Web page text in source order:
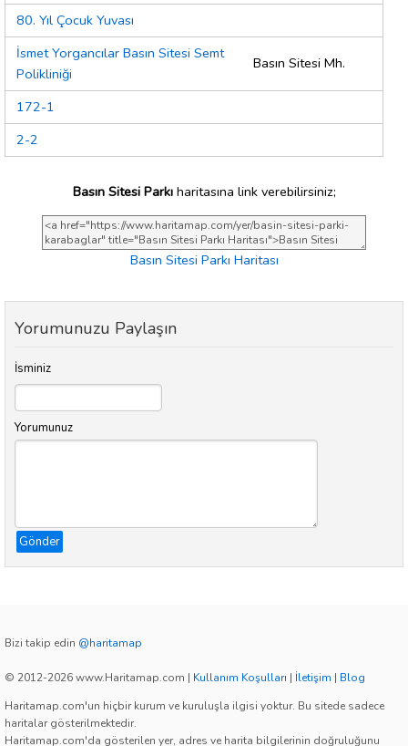
80. Yıl Çocuk Yuvası
İsmet Yorgancılar Basın Sitesi Semt
Polikliniği
Basın Sitesi Mh.
172-1
2-2
Basın Sitesi Parkıharitasına link verebilirsiniz;
Basın Sitesi Parkı Haritası
Yorumunuzu Paylaşın
İsminiz
Yorumunuz
Gönder
Bizi takip edin @haritamap
© 2012-2026 www.Haritamap.com | Kullanım Koşulları | İletişim | Blog
Haritamap.com'un hiçbir kurum ve kuruluşla ilgisi yoktur. Bu sitede sadece
haritalar gösterilmektedir.
Haritamap.com'da gösterilen yer, adres ve harita bilgilerinin doğruluğunu